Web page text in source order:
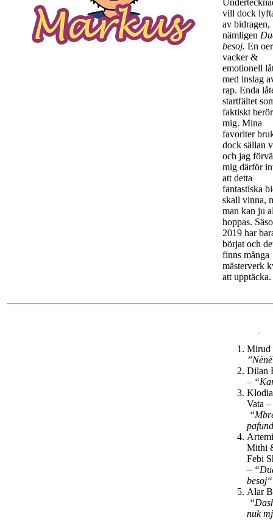
vill dock
av bidragen,
nämligen
besoj. En
vacker &
emotionell
med inslag
rap. Enda
startfältet
faktiskt
mig. Mina
favoriter
dock sällan
och jag
mig därför
att detta
fantastiska
skall vinna,
man kan ju
hoppas.
2019 har
börjat och
finns många
mästerverk
att upptäcka.
Mirud
Dilan
–
Vata –
Mithi
Febi
–
besoj“
Alar
nuk